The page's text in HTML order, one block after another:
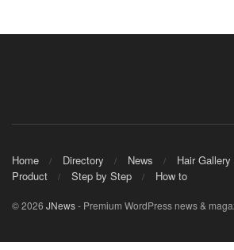
Home Directory News Hair Gallery
Product
Step by Step How to
© 2026 JNews- Premium WordPress news &